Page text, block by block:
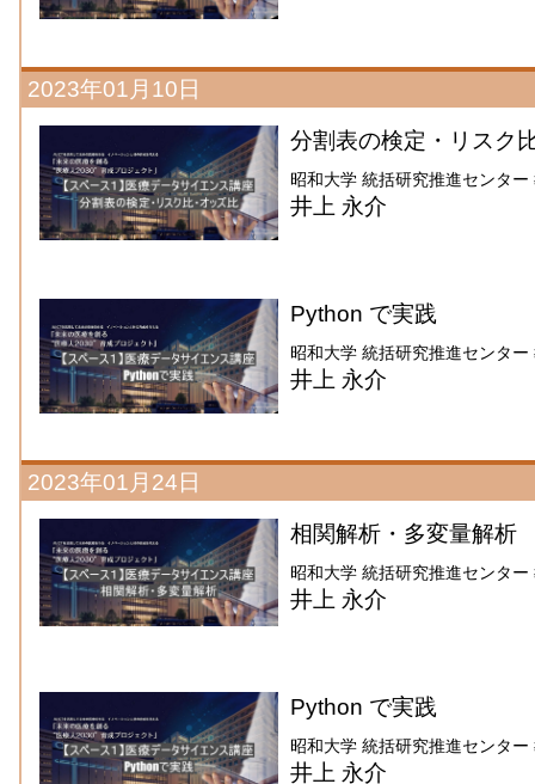
2023年01月10日
分割表の検定・リスク
昭和大学 統括研究推進センタ
井上 永介
Python で実践
昭和大学 統括研究推進センタ
井上 永介
2023年01月24日
相関解析・多変量解析
昭和大学 統括研究推進センタ
井上 永介
Python で実践
昭和大学 統括研究推進センタ
井上 永介